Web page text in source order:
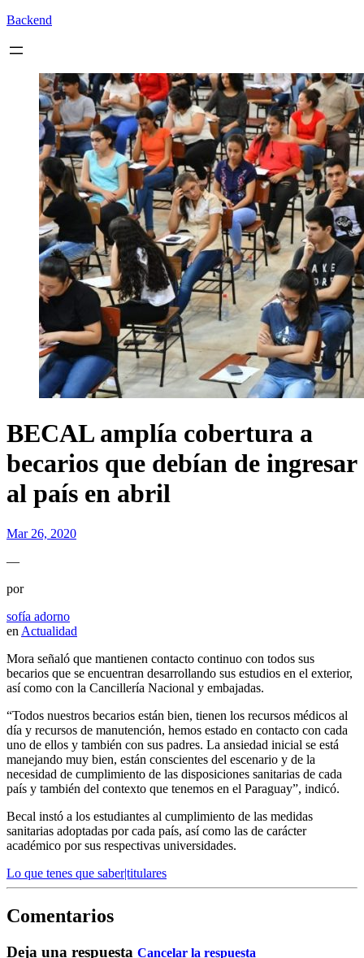
Backend
BECAL amplía cobertura a
becarios que debían de ingresar
al país en abril
Mar 26, 2020
—
por
sofía adorno
en Actualidad
Mora señaló que mantienen contacto continuo con todos sus
becarios que se encuentran desarrollando sus estudios en el exterior,
así como con la Cancillería Nacional y embajadas.
“Todos nuestros becarios están bien, tienen los recursos médicos al
día y recursos de manutención, hemos estado en contacto con cada
uno de ellos y también con sus padres. La ansiedad inicial se está
manejando muy bien, están conscientes del escenario y de la
necesidad de cumplimiento de las disposiciones sanitarias de cada
país y también del contexto que tenemos en el Paraguay”, indicó.
Becal instó a los estudiantes al cumplimiento de las medidas
sanitarias adoptadas por cada país, así como las de carácter
académico por sus respectivas universidades.
Lo que tenes que saber|titulares
Comentarios
Deja una respuesta Cancelar la respuesta